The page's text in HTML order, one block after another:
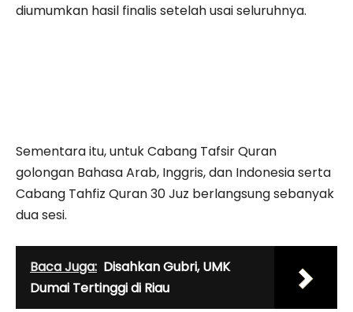
diumumkan hasil finalis setelah usai seluruhnya.
Sementara itu, untuk Cabang Tafsir Quran
golongan Bahasa Arab, Inggris, dan Indonesia serta
Cabang Tahfiz Quran 30 Juz berlangsung sebanyak
dua sesi.
Baca Juga: Disahkan Gubri, UMK
Dumai Tertinggi di Riau